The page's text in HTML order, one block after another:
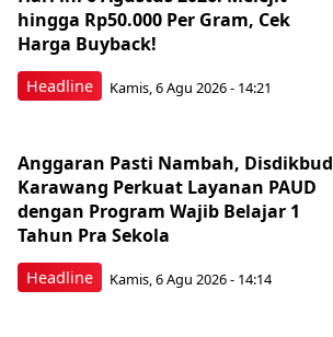
Headline
hingga Rp50.000 Per Gram, Cek
Harga Buyback!
Kamis, 6 Agu 2026 - 14:21
Headline
Anggaran Pasti Nambah, Disdikbud
Karawang Perkuat Layanan PAUD
dengan Program Wajib Belajar 1
Tahun Pra Sekola
Kamis, 6 Agu 2026 - 14:14